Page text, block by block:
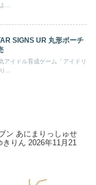
...
SIGNS UR 丸形ポーチ
アイドル育成ゲーム「アイドリ
...
ン あにまりっしゅせ
りん 2026年11月21